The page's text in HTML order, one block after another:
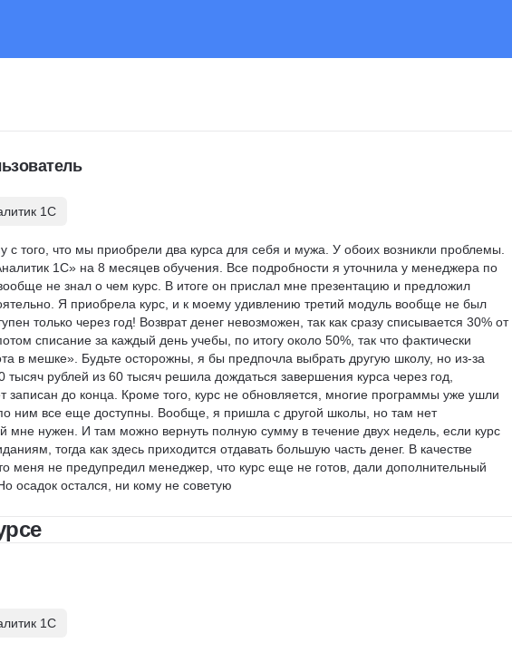
1С
с того, что мы приобрели два курса для себя и мужа. У обоих возникли проблемы.
1С» на 8 месяцев обучения. Все подробности я уточнила у менеджера по
не знал о чем курс. В итоге он прислал мне презентацию и предложил
Я приобрела курс, и к моему удивлению третий модуль вообще не был
только через год! Возврат денег невозможен, так как сразу списывается 30% от
списание за каждый день учебы, по итогу около 50%, так что фактически
в мешке». Будьте осторожны, я бы предпочла выбрать другую школу, но из-за
тысяч рублей из 60 тысяч решила дождаться завершения курса через год,
записан до конца. Кроме того, курс не обновляется, многие программы уже ушли
ним все еще доступны. Вообще, я пришла с другой школы, но там нет
мне нужен. И там можно вернуть полную сумму в течение двух недель, если курс
тогда как здесь приходится отдавать большую часть денег. В качестве
меня не предупредил менеджер, что курс еще не готов, дали дополнительный
осадок остался, ни кому не советую
1С